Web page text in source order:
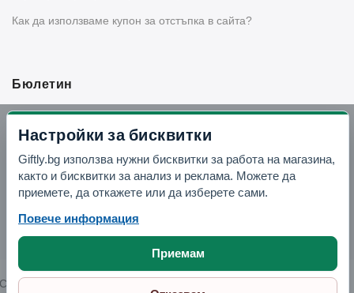
Как да използваме купон за отстъпка в сайта?
Бюлетин
Вземи -10% отстъпка в Telegram
Отвори Telegram
Copyright © 2026 GIFTLY.BG. All rights reserved.
Настройки за бисквитки
Giftly.bg използва нужни бисквитки за работа на магазина,
както и бисквитки за анализ и реклама. Можете да
приемете, да откажете или да изберете сами.
Повече информация
Приемам